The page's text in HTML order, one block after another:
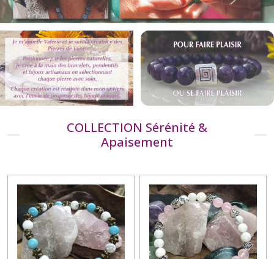
COLLECTION Sérénité &
Apaisement